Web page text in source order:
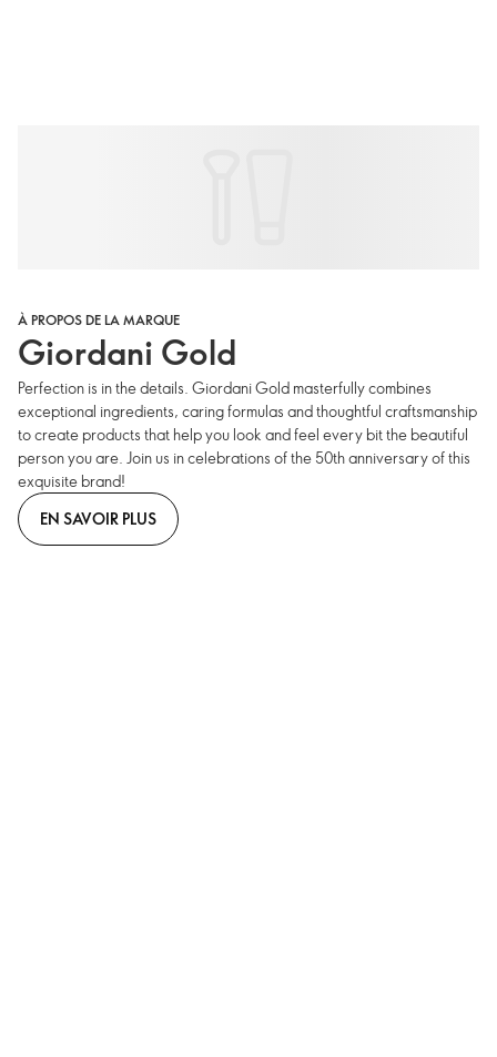
À PROPOS DE LA MARQUE
Giordani Gold
Perfection is in the details. Giordani Gold masterfully combines
exceptional ingredients, caring formulas and thoughtful craftsmanship
to create products that help you look and feel every bit the beautiful
person you are. Join us in celebrations of the 50th anniversary of this
exquisite brand!
EN SAVOIR PLUS